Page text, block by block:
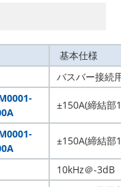
基本仕様
バスバー接続
±150A(締結
±150A(締結
10kHz＠-3dB